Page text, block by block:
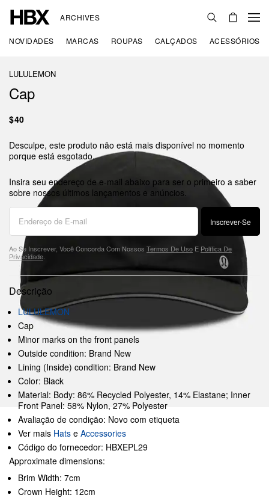
ARCHIVES
NOVIDADES MARCAS ROUPAS CALÇADOS ACESSÓRIOS
LULULEMON
Cap
$40
Desculpe, este produto não está mais disponível no momento
porque está esgotado.
Insira seu endereço de e-mail abaixo para ser o primeiro a saber
sobre nossos últimos lançamentos e anúncios.
Inscrever-Se
Ao Se Inscrever, Você Concorda Com Nossos Termos De Uso E Política De
Privacidade
Descrição
LULULEMON
Cap
Minor marks on the front panels
Outside condition: Brand New
Lining (Inside) condition: Brand New
Color: Black
Material: Body: 86% Recycled Polyester, 14% Elastane; Inner
Front Panel: 58% Nylon, 27% Polyester
Avaliação de condição: Novo com etiqueta
Ver mais Hats e Accessories
Código do fornecedor: HBXEPL29
Approximate dimensions:
Brim Width: 7cm
Crown Height: 12cm